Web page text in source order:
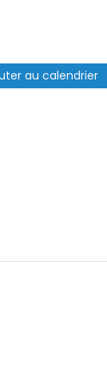
au calendrier